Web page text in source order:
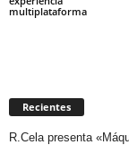
multiplataforma
Recientes
R.Cela presenta